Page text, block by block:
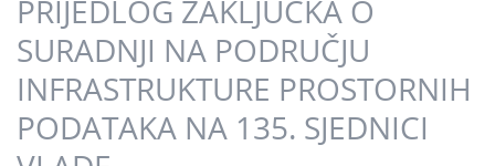
PRIJEDLOG ZAKLJUČKA O
SURADNJI NA PODRUČJU
INFRASTRUKTURE PROSTORNIH
PODATAKA NA 135. SJEDNICI